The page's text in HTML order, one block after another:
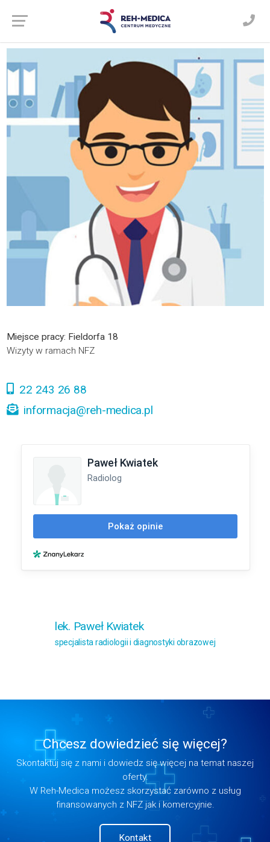
Miejsce pracy: Fieldorfa 18
Wizyty w ramach NFZ
22 243 26 88
informacja@reh-medica.pl
lek. Paweł Kwiatek
specjalista radiologii i diagnostyki obrazowej
Chcesz dowiedzieć się więcej?
Skontaktuj się z nami i dowiedz się więcej na temat naszej
oferty.
W Reh-Medica możesz skorzystać zarówno z usług
finansowanych z NFZ jak i komercyjnie.
Kontakt